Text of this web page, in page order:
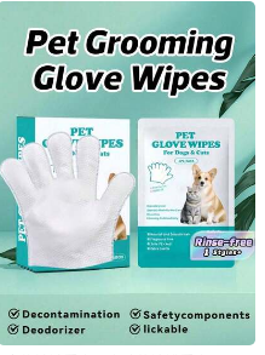
查看更多
香味: 無味 / 尺寸: 8pcs(1包)
有幫助(0)